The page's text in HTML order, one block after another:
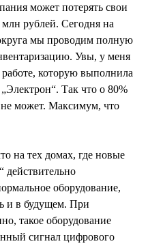
может потерять свои
рублей. Сегодня на
мы проводим полную
Увы, у меня
которую выполнила
Так что о 80%
не может. Максимум, что
на тех домах, где новые
действительно
оборудование,
и в будущем. При
такое оборудование
сигнал цифрового